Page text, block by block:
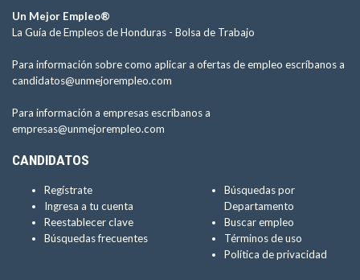
Un Mejor Empleo®
La Guía de Empleos de Honduras - Bolsa de Trabajo
Para información sobre como aplicar a ofertas de empleo escríbanos a
candidatos@unmejorempleo.com
Para información a empresas escríbanos a
empresas@unmejorempleo.com
CANDIDATOS
Regístrate
Ingresa a tu cuenta
Reestablecer clave
Búsquedas frecuentes
Búsquedas por
Departamento
Buscar empleo
Términos de uso
Política de privacidad